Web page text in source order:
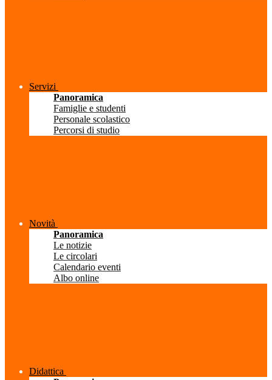
Servizi
Panoramica
Famiglie e studenti
Personale scolastico
Percorsi di studio
Novità
Panoramica
Le notizie
Le circolari
Calendario eventi
Albo online
Didattica